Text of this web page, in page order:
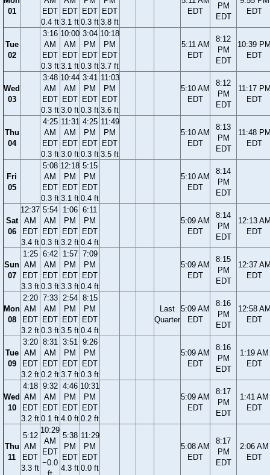
01
EDT
0.4 ft
EDT
3.1 ft
EDT
0.3 ft
EDT
3.8 ft
EDT
PM
EDT
EDT
Tue
02
3:16
AM
EDT
0.3 ft
10:00
AM
EDT
3.1 ft
3:04
PM
EDT
0.3 ft
10:18
PM
EDT
3.7 ft
5:11 AM
EDT
8:12
PM
EDT
10:39
EDT
Wed
03
3:48
AM
EDT
0.3 ft
10:44
AM
EDT
3.0 ft
3:41
PM
EDT
0.3 ft
11:03
PM
EDT
3.6 ft
5:10 AM
EDT
8:12
PM
EDT
11:17
EDT
Thu
04
4:25
AM
EDT
0.3 ft
11:31
AM
EDT
3.0 ft
4:25
PM
EDT
0.3 ft
11:49
PM
EDT
3.5 ft
5:10 AM
EDT
8:13
PM
EDT
11:48
EDT
Fri
05
5:08
AM
EDT
0.3 ft
12:18
PM
EDT
3.1 ft
5:15
PM
EDT
0.4 ft
5:10 AM
EDT
8:14
PM
EDT
Sat
06
12:37
AM
EDT
3.4 ft
5:54
AM
EDT
0.3 ft
1:06
PM
EDT
3.2 ft
6:11
PM
EDT
0.4 ft
5:09 AM
EDT
8:14
PM
EDT
12:13
EDT
Sun
07
1:25
AM
EDT
3.3 ft
6:42
AM
EDT
0.3 ft
1:57
PM
EDT
3.3 ft
7:09
PM
EDT
0.4 ft
5:09 AM
EDT
8:15
PM
EDT
12:37
EDT
Mon
08
2:20
AM
EDT
3.2 ft
7:33
AM
EDT
0.3 ft
2:54
PM
EDT
3.5 ft
8:15
PM
EDT
0.4 ft
Last
Quarter
5:09 AM
EDT
8:16
PM
EDT
12:58
EDT
Tue
09
3:20
AM
EDT
3.2 ft
8:31
AM
EDT
0.2 ft
3:51
PM
EDT
3.7 ft
9:26
PM
EDT
0.3 ft
5:09 AM
EDT
8:16
PM
EDT
1:19 AM
EDT
Wed
10
4:18
AM
EDT
3.2 ft
9:32
AM
EDT
0.1 ft
4:46
PM
EDT
4.0 ft
10:31
PM
EDT
0.2 ft
5:09 AM
EDT
8:17
PM
EDT
1:41 AM
EDT
Thu
11
5:12
AM
EDT
3.3 ft
10:29
AM
EDT
−0.0
5:38
PM
EDT
4.3 ft
11:29
PM
EDT
0.0 ft
5:08 AM
EDT
8:17
PM
EDT
2:06 AM
EDT